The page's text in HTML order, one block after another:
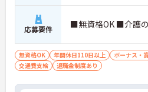
応募要件 ■無資格OK ■介護
無資格OK 年間休日110日以上 ボーナス・
交通費支給
退職金制度あり